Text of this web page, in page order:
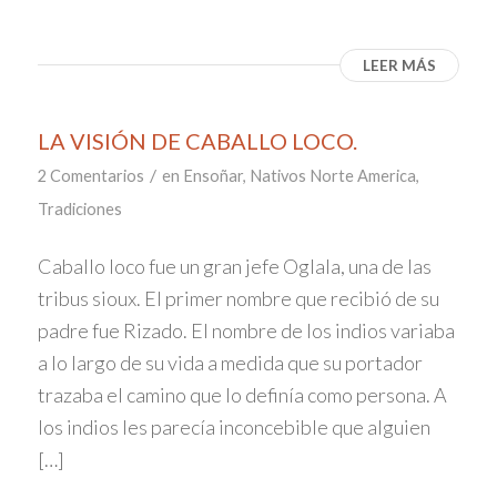
LEER MÁS
LA VISIÓN DE CABALLO LOCO.
2 Comentarios / en Ensoñar, Nativos Norte America,
Tradiciones
Caballo loco fue un gran jefe Oglala, una de las
tribus sioux. El primer nombre que recibió de su
padre fue Rizado. El nombre de los indios variaba
a lo largo de su vida a medida que su portador
trazaba el camino que lo definía como persona. A
los indios les parecía inconcebible que alguien
[…]